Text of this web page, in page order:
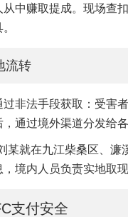
中赚取提成。现场查
流转
非法手段获取：受害
通过境外渠道分发给
某就在九江柴桑区、
境内人员负责实地取
支付安全